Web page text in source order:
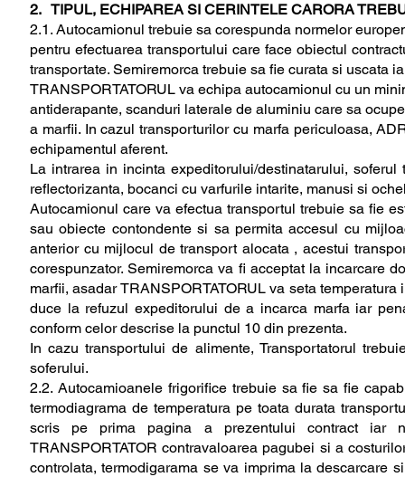
2. TIPUL, ECHIPAREA SI CERINTELE CARORA
2.1. Autocamionul trebuie sa corespunda normelor
pentru efectuarea transportului care face obiectul
transportate. Semiremorca trebuie sa fie curata si uscata
TRANSPORTATORUL va echipa autocamionul cu un
antiderapante, scanduri laterale de aluminiu care sa
a marfii. In cazul transporturilor cu marfa periculoasa,
echipamentul aferent.
La intrarea in incinta expeditorului/destinatarului,
reflectorizanta, bocanci cu varfurile intarite, manusi si
Autocamionul care va efectua transportul trebuie sa fie
sau obiecte contondente si sa permita accesul cu
anterior cu mijlocul de transport alocata , acestui
corespunzator. Semiremorca va fi acceptat la incarcare
marfii, asadar TRANSPORTATORUL va seta
duce la refuzul expeditorului de a incarca marfa iar
conform celor descrise la punctul 10 din prezenta.
In cazu transportului de alimente, Transportatorul
soferului.
2.2. Autocamioanele frigorifice trebuie sa fie sa fie
termodiagrama de temperatura pe toata durata
scris pe prima pagina a prezentului contract iar
TRANSPORTATOR contravaloarea pagubei si a
controlata, termodigarama se va imprima la descarcare